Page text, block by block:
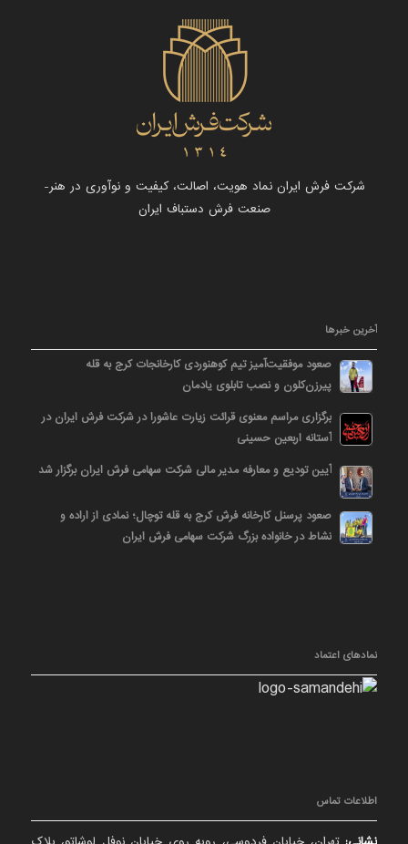
شرکت فرش ایران نماد هویت، اصالت، کیفیت و نوآوری در هنر-
صنعت فرش دستباف ایران
آخرین خبرها
صعود موفقیت‌آمیز تیم کوهنوردی کارخانجات کرج به قله
پیرزن‌کلون و نصب تابلوی یادمان
برگزاری مراسم معنوی قرائت زیارت عاشورا در شرکت فرش ایران در
آستانه اربعین حسینی
آیین تودیع و معارفه مدیر مالی شرکت سهامی فرش ایران برگزار شد
صعود پرسنل کارخانه فرش کرج به قله توچال؛ نمادی از اراده و
نشاط در خانواده بزرگ شرکت سهامی فرش ایران
نمادهای اعتماد
اطلاعات تماس